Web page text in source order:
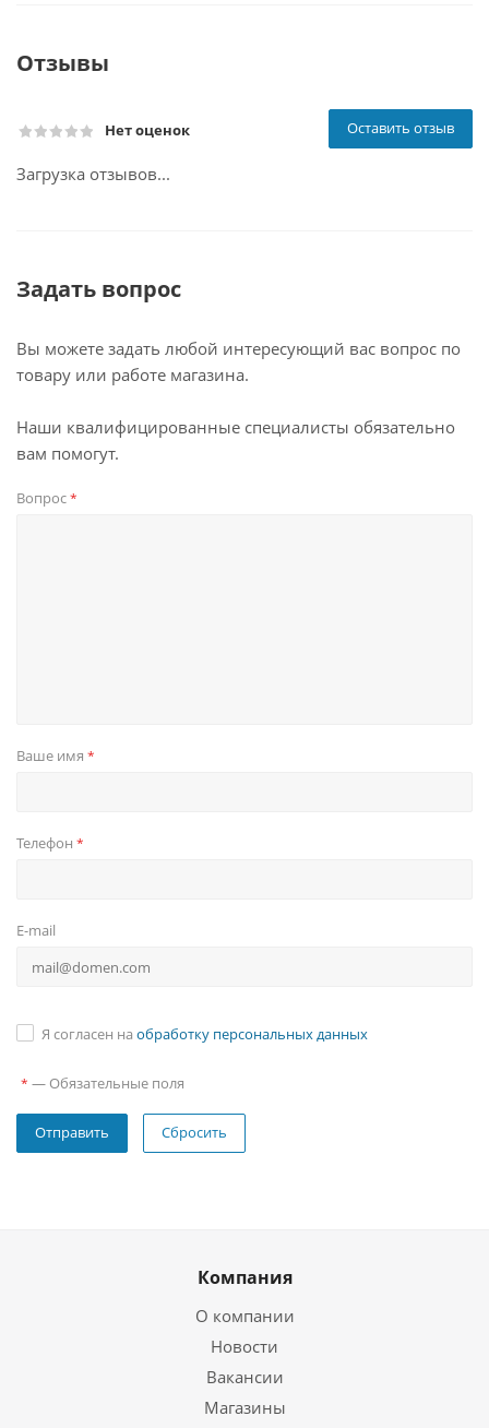
Отзывы
Нет оценок Оставить отзыв
Загрузка отзывов...
Задать вопрос
Вы можете задать любой интересующий вас вопрос по
товару или работе магазина.
Наши квалифицированные специалисты обязательно
вам помогут.
Вопрос*
Ваше имя *
Телефон *
E-mail
Я согласен на обработку персональных данных
* — Обязательные поля
Сбросить
Компания
О компании
Новости
Вакансии
Магазины